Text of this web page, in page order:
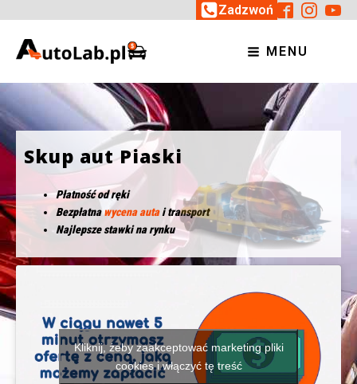
Zadzwoń
MENU
Skup aut Piaski
Płatność od ręki
Bezpłatnawycena autai transport
Najlepsze stawki na rynku
Kliknij, żeby zaakceptować marketing pliki
cookies i włączyć tę treść